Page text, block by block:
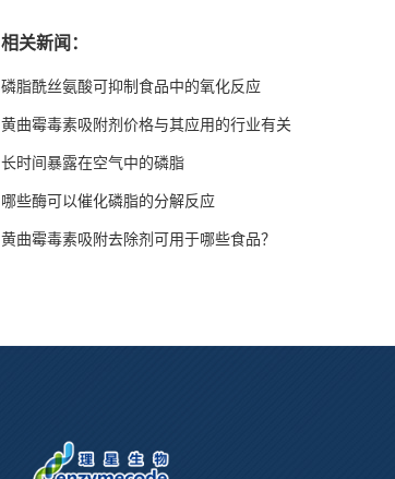
相关新闻：
磷脂酰丝氨酸可抑制食品中的氧化反应
黄曲霉毒素吸附剂价格与其应用的行业有关
长时间暴露在空气中的磷脂
哪些酶可以催化磷脂的分解反应
黄曲霉毒素吸附去除剂可用于哪些食品？